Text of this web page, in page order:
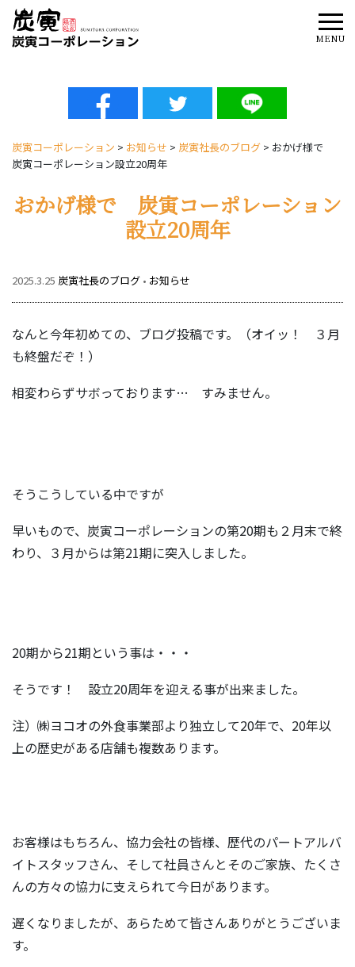
MENU
炭寅コーポレーション > お知らせ > 炭寅社長のブログ > おかげ様で
炭寅コーポレーション設立20周年
おかげ様で 炭寅コーポレーション
設立20周年
2025.3.25 炭寅社長のブログ • お知らせ
なんと今年初めての、ブログ投稿です。（オイッ！ ３月
も終盤だぞ！）
相変わらずサボっております… すみません。
そうこうしている中ですが
早いもので、炭寅コーポレーションの第20期も２月末で終
わり、３月からは第21期に突入しました。
20期から21期という事は・・・
そうです！ 設立20周年を迎える事が出来ました。
注）㈱ヨコオの外食事業部より独立して20年で、20年以
上の歴史がある店舗も複数あります。
お客様はもちろん、協力会社の皆様、歴代のパートアルバ
イトスタッフさん、そして社員さんとそのご家族、たくさ
んの方々の協力に支えられて今日があります。
遅くなりましたが、あらためて皆さんありがとうございま
す。